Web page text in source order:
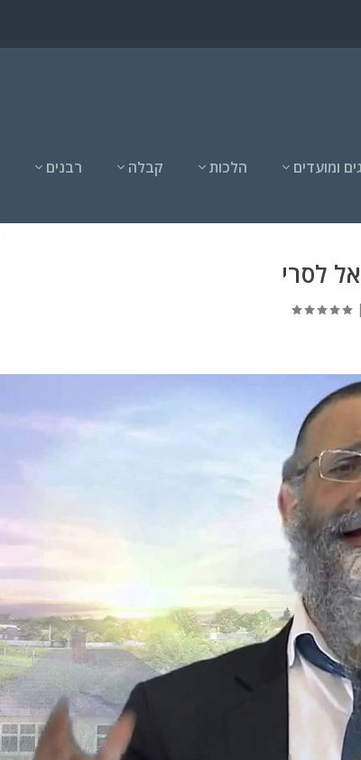
ומועדים הלכות קבלה רבנים
לסרי